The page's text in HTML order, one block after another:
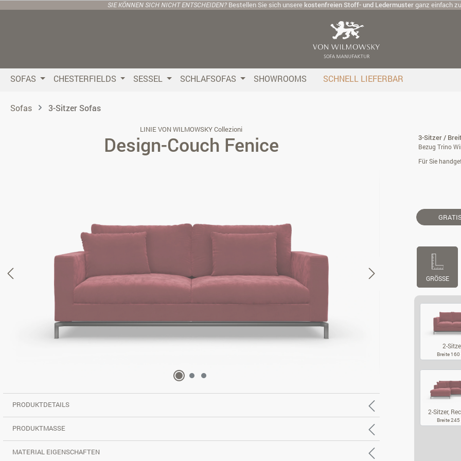
Hauptinhalt springen
Zur Suche springen
Zur Hauptnavigation springen
SIE KÖNNEN SICH NICHT ENTSCHEIDEN? Bestellen Sie sich unsere kostenfreien Stoff- und Ledermusterganz einfach
SOFAS CHESTERFIELDS SESSEL SCHLAFSOFAS SHOWROOMS SCHNELL LIEFERBAR
Sofas 3-Sitzer Sofas
LINIE VON WILMOWSKY Collezioni
Design-Couch Fenice 3-Sitzer /
Bezug Trino
Für Sie
GRÖSSE
2-
Breite 160
2-Sitzer,
Breite 245
PRODUKTDETAILS
PRODUKTMASSE
MATERIAL EIGENSCHAFTEN